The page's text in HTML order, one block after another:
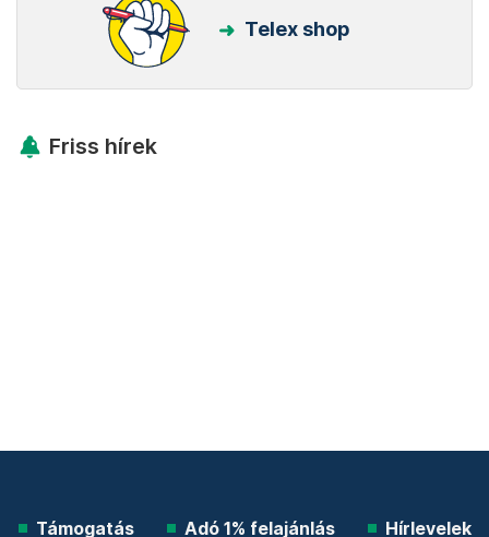
Telex shop
Friss hírek
Támogatás Adó 1% felajánlás Hírlevelek